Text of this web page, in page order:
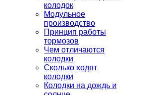
колодок
Модульное
производство
Принцип работы
тормозов
Чем отличаются
колодки
Сколько ходят
колодки
Колодки на дождь и